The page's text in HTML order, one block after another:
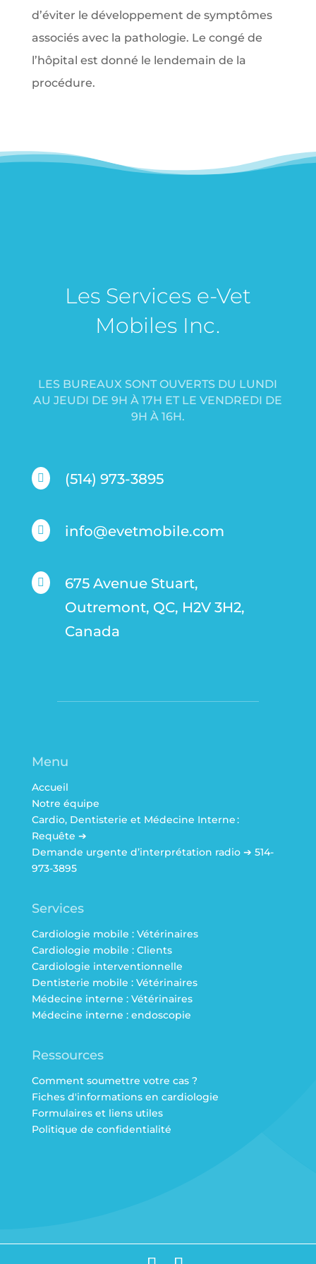
d’éviter le développement de symptômes
associés avec la pathologie. Le congé de
l’hôpital est donné le lendemain de la
procédure.
Les Services e-Vet
Mobiles Inc.
LES BUREAUX SONT OUVERTS DU LUNDI
AU JEUDI DE 9H À 17H ET LE VENDREDI DE
9H À 16H.
 (514) 973-3895
 info@evetmobile.com

675 Avenue Stuart,
Outremont, QC, H2V 3H2,
Canada
Menu
Accueil
Notre équipe
Cardio, Dentisterie et Médecine Interne :
Requête ➔
Demande urgente d’interprétation radio ➔ 514-
973-3895
Services
Cardiologie mobile : Vétérinaires
Cardiologie mobile : Clients
Cardiologie interventionnelle
Dentisterie mobile : Vétérinaires
Médecine interne : Vétérinaires
Médecine interne : endoscopie
Ressources
Comment soumettre votre cas ?
Fiches d'informations en cardiologie
Formulaires et liens utiles
Politique de confidentialité